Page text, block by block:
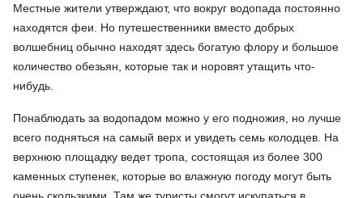
Местные жители утверждают, что вокруг водопада постоянно
находятся феи. Но путешественники вместо добрых
волшебниц обычно находят здесь богатую флору и большое
количество обезьян, которые так и норовят утащить что-
нибудь.
Понаблюдать за водопадом можно у его подножия, но лучше
всего подняться на самый верх и увидеть семь колодцев. На
верхнюю площадку ведет тропа, состоящая из более 300
каменных ступенек, которые во влажную погоду могут быть
очень скользкими. Там же туристы смогут искупаться в